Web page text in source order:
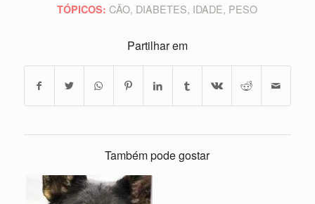
TÓPICOS: CÃO, DIABETES, IDADE, PESO
Partilhar em
Também pode gostar